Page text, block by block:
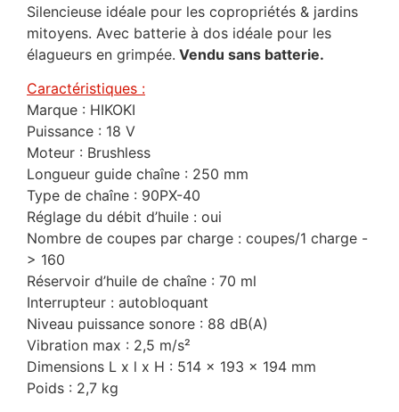
Silencieuse idéale pour les copropriétés & jardins
mitoyens. Avec batterie à dos idéale pour les
élagueurs en grimpée. Vendu sans batterie.
Caractéristiques :
Marque : HIKOKI
Puissance : 18 V
Moteur : Brushless
Longueur guide chaîne : 250 mm
Type de chaîne : 90PX-40
Réglage du débit d’huile : oui
Nombre de coupes par charge : coupes/1 charge -
> 160
Réservoir d’huile de chaîne : 70 ml
Interrupteur : autobloquant
Niveau puissance sonore : 88 dB(A)
Vibration max : 2,5 m/s²
Dimensions L x l x H : 514 x 193 x 194 mm
Poids : 2,7 kg